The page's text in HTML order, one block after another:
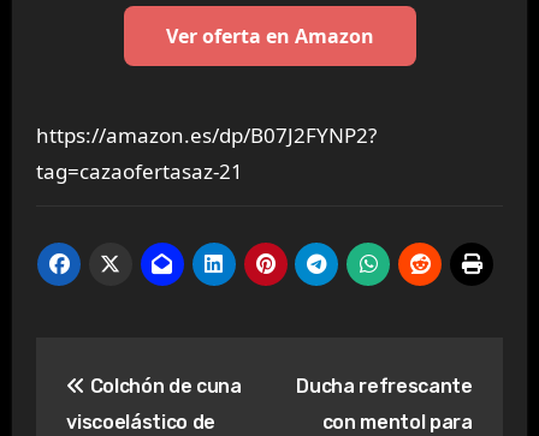
Ver oferta en Amazon
https://amazon.es/dp/B07J2FYNP2?
tag=cazaofertasaz-21
de
Colchón de cuna
viscoelástico de
Ducha refrescante
con mentol para